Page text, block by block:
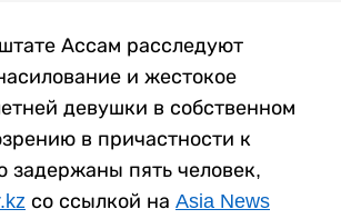
Ассам расследуют
и жестокое
девушки в собственном
в причастности к
задержаны пять человек,
со ссылкой на Asia News